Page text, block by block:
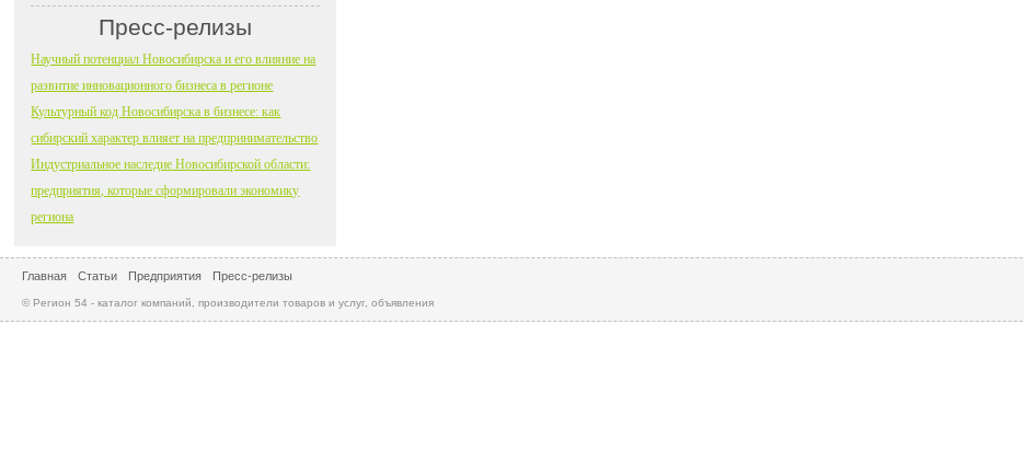
Пресс-релизы
Научный потенциал Новосибирска и его влияние на
развитие инновационного бизнеса в регионе
Культурный код Новосибирска в бизнесе: как
сибирский характер влияет на предпринимательство
Индустриальное наследие Новосибирской области:
предприятия, которые сформировали экономику
региона
Главная Статьи Предприятия Пресс-релизы
© Регион 54 - каталог компаний, производители товаров и услуг, объявления